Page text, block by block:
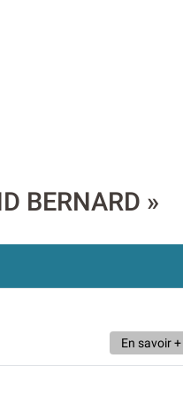
BERNARD »
En savoir +